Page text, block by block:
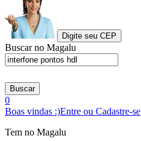
Digite seu CEP
Buscar no Magalu
Buscar
0
Boas vindas :)Entre ou Cadastre-se
Tem no Magalu